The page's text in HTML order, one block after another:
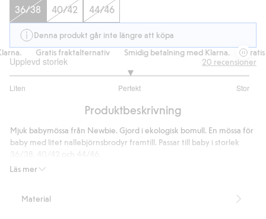
36/38 40/42 44/46
Denna produkt går inte längre att köpa
Gratis fraktalternativ Smidig betalning med Klarna. Gratis
Upplevd storlek
Liten Perfekt Stor
utav
16
betyg
20 recensioner
Produktbeskrivning
Läs mer
Mjuk babymössa från Newbie. Gjord i ekologisk bomull. En mössa för
baby med litet nallebjörnsbrodyr framtill. Passar till baby i storlek
Innehåller 100% ekologisk bomull.
Artikelnummer
Material